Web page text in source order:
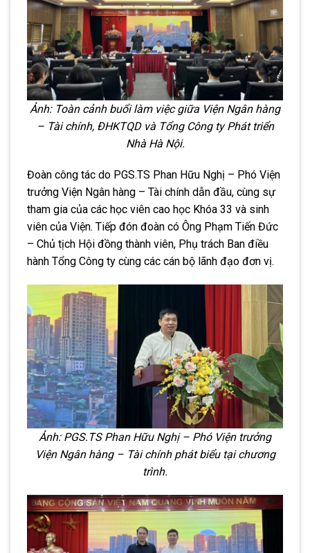
Ảnh: Toàn cảnh buổi làm việc giữa Viện Ngân hàng
– Tài chính, ĐHKTQD và Tổng Công ty Phát triển
Nhà Hà Nội.
Đoàn công tác do PGS.TS Phan Hữu Nghị – Phó Viện
trưởng Viện Ngân hàng – Tài chính dẫn đầu, cùng sự
tham gia của các học viên cao học Khóa 33 và sinh
viên của Viện. Tiếp đón đoàn có Ông Phạm Tiến Đức
– Chủ tịch Hội đồng thành viên, Phụ trách Ban điều
hành Tổng Công ty cùng các cán bộ lãnh đạo đơn vị.
Ảnh: PGS.TS Phan Hữu Nghị – Phó Viện trưởng
Viện Ngân hàng – Tài chính phát biểu tại chương
trình.